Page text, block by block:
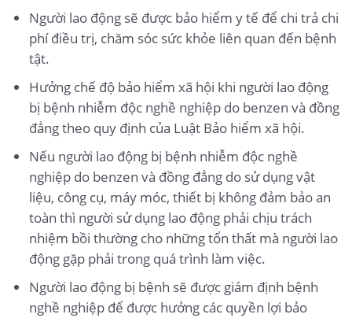
Người lao động sẽ được bảo hiểm y tế để chi trả chi
phí điều trị, chăm sóc sức khỏe liên quan đến bệnh
tật.
Hưởng chế độ bảo hiểm xã hội khi người lao động
bị bệnh nhiễm độc nghề nghiệp do benzen và đồng
đẳng theo quy định của Luật Bảo hiểm xã hội.
Nếu người lao động bị bệnh nhiễm độc nghề
nghiệp do benzen và đồng đẳng do sử dụng vật
liệu, công cụ, máy móc, thiết bị không đảm bảo an
toàn thì người sử dụng lao động phải chịu trách
nhiệm bồi thường cho những tổn thất mà người lao
động gặp phải trong quá trình làm việc.
Người lao động bị bệnh sẽ được giám định bệnh
nghề nghiệp để được hưởng các quyền lợi bảo